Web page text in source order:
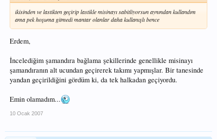
ikisinden ve lastikten geçirip lastikle misinayı sabitliyorsun aynından kullandım
ama pek hoşuma gitmedi mantar olanlar daha kullanışlı bence
Erdem,
İncelediğim şamandıra bağlama şekillerinde genellikle misinayı
şamandıranın alt ucundan geçirerek takımı yapmışlar. Bir tanesinde
yandan geçirildiğini gördüm ki, da tek halkadan geçiyordu.
Emin olamadım...
10 Ocak 2007